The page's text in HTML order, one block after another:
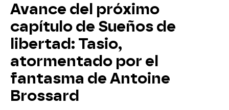
Avance del próximo
capítulo de Sueños de
libertad: Tasio,
atormentado por el
fantasma de Antoine
Brossard